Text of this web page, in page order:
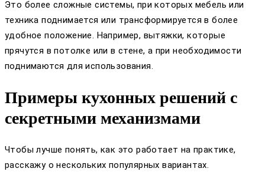
Это более сложные системы, при которых мебель или
техника поднимается или трансформируется в более
удобное положение. Например, вытяжки, которые
прячутся в потолке или в стене, а при необходимости
поднимаются для использования.
Примеры кухонных решений с
секретными механизмами
Чтобы лучше понять, как это работает на практике,
расскажу о нескольких популярных вариантах.